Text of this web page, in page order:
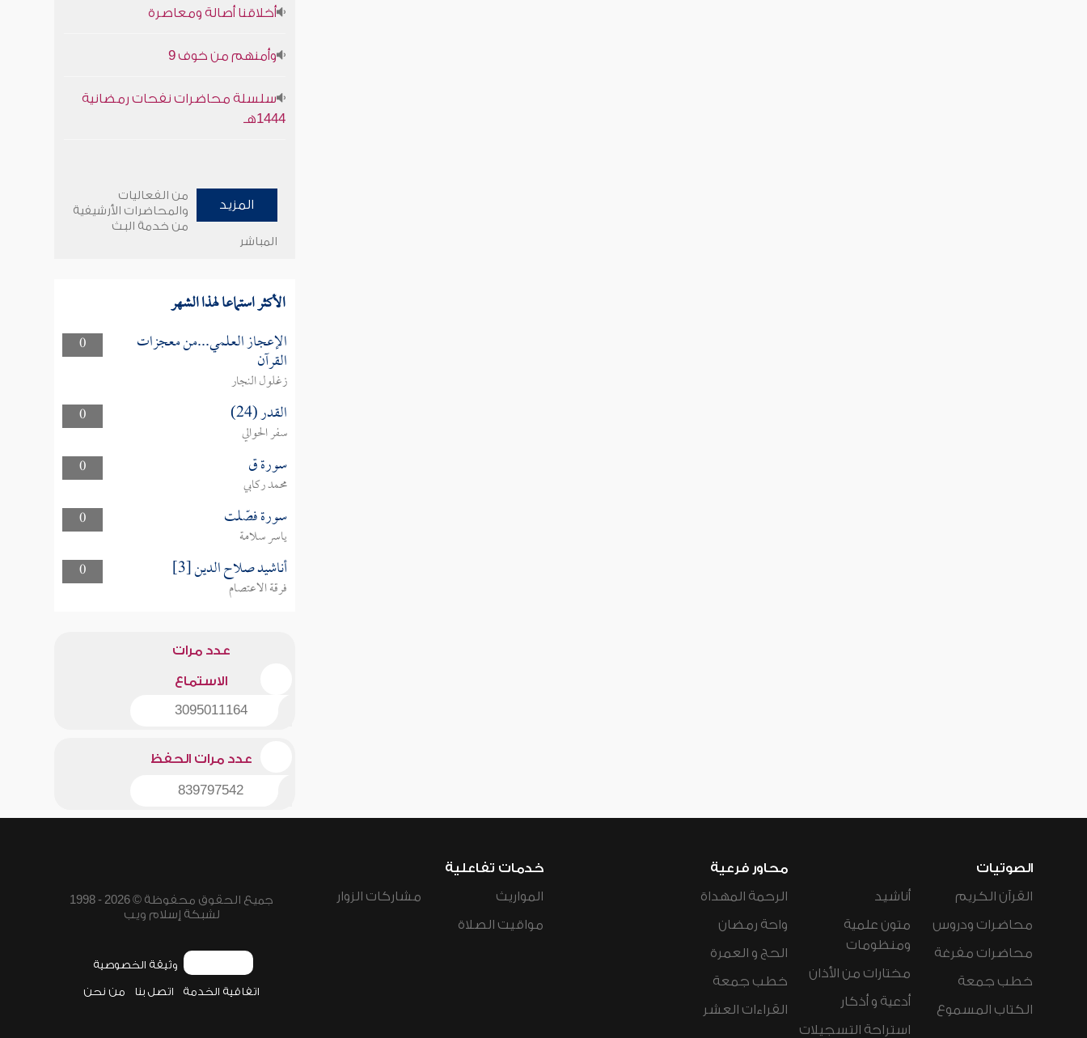
أخلاقنا أصالة ومعاصرة
وأمنهم من خوف 9
سلسلة محاضرات نفحات رمضانية
1444هـ
المزيد
من الفعاليات
والمحاضرات الأرشيفية
من خدمة البث
المباشر
الأكثر استماعا لهذا الشهر
0 الإعجاز العلمي...من معجزات
القرآن
زغلول النجار
0
القدر (24)
سفر الحوالي
0
سورة ق
محمد ركابي
0
سورة فصّلت
ياسر سلامة
0
أناشيد صلاح الدين [3]
فرقة الاعتصام
عدد مرات
الاستماع
3095011164
عدد مرات الحفظ
839797542
الصوتيات
القرآن الكريم
محاضرات ودروس
محاضرات مفرغة
خطب جمعة
الكتاب المسموع
أناشيد
متون علمية
ومنظومات
مختارات من الأذان
أدعية و أذكار
استراحة التسجيلات
محاور فرعية
الرحمة المهداة
واحة رمضان
الحج و العمرة
خطب جمعة
القراءات العشر
خدمات تفاعلية
المواريث
مواقيت الصلاة
مشاركات الزوار
جميع الحقوق محفوظة © 2026 - 1998
لشبكة إسلام ويب
وثيقة الخصوصية
اتفاقية الخدمة اتصل بنا من نحن